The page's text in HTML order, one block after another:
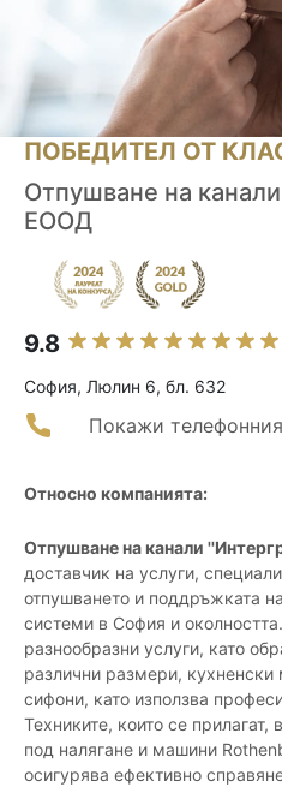
ПОБЕДИТЕЛ ОТ
Отпушване на
ЕООД
9.8
София, Люлин 6, бл. 632
Покажи
Относно компанията:
Отпушване на канали
доставчик на услуги,
отпушването и поддръжката
системи в София и
разнообразни услуги, като
различни размери, кухненски
сифони, като използва
Техниките, които се прилагат,
под налягане и машини
осигурява ефективно